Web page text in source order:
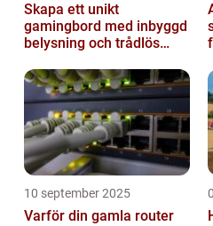
Skapa ett unikt
gamingbord med inbyggd
belysning och trådlös
10 september 2025
Varför din gamla router